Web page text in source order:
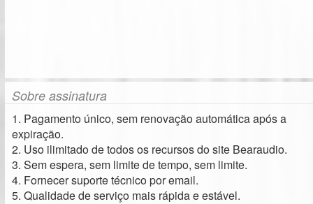
Sobre assinatura
1. Pagamento único, sem renovação automática após a
expiração.
2. Uso ilimitado de todos os recursos do site Bearaudio.
3. Sem espera, sem limite de tempo, sem limite.
4. Fornecer suporte técnico por email.
5. Qualidade de serviço mais rápida e estável.